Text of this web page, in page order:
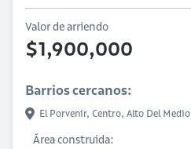
Valor de arriendo
$1,900,000
Barrios cercanos:
El Porvenir, Centro, Alto Del Medio
Área construida: